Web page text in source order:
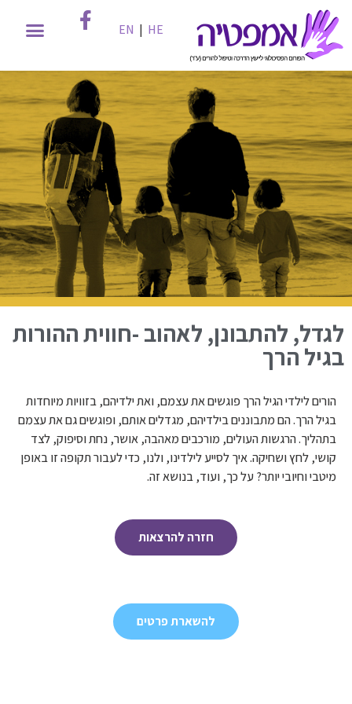
EN | HE
לגדל, להתבונן, לאהוב -חווית ההורות
בגיל הרך
הורים לילדי הגיל הרך פוגשים את עצמם, ואת ילדיהם, בזוויות מיוחדות
בגיל הרך. הם מתבוננים בילדיהם, מגדלים אותם, ופוגשים גם את עצמם
בתהליך. הרגשות העולים, מורכבים מאהבה, אושר, נחת וסיפוק, לצד
קושי, לחץ ושחיקה. איך לסייע לילדינו, ולנו, כדי לעבור תקופה זו באופן
מיטבי וחיובי יותר? על כך, ועוד, בנושא זה.
חזרה להרצאות
להשארת פרטים